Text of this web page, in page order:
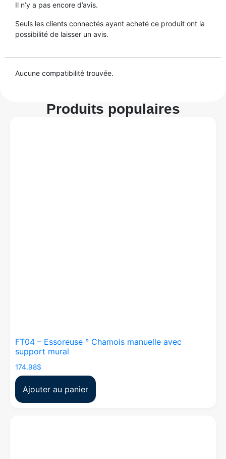
Il n’y a pas encore d’avis.
Seuls les clients connectés ayant acheté ce produit ont la
possibilité de laisser un avis.
Aucune compatibilité trouvée.
Produits populaires
FT04 – Essoreuse ° Chamois manuelle avec
support mural
174.98$
Ajouter au panier